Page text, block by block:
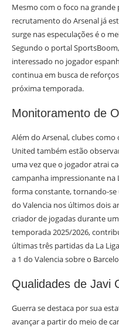
Mesmo com o foco na
recrutamento do Arsenal já
surge nas especulações é o
Segundo o portal
interessado no jogador
continua em busca de
próxima temporada.
Monitoramento de
Além do Arsenal, clubes
United também estão
uma vez que o jogador atrai
campanha impressionante na
forma constante, tornando-
do Valencia nos últimos dois
criador de jogadas durante
temporada 2025/2026,
últimas três partidas da La
a 1 do Valencia sobre o
Qualidades de Javi
Guerra se destaca por sua
avançar a partir do meio de